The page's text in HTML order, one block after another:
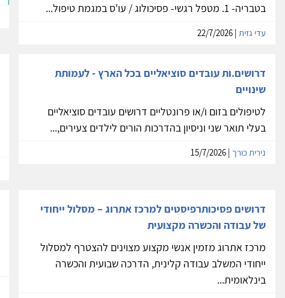
בטבריה- 1. מטפל רגשי- פסיכולוג / עו'ס במגמת טיפול...
עדי גזית
דרושים.ות עובדים סוציאליים בכל הארץ - לעמותת
שינויים
לטיפולים בזום ו/או פרונטליים דרושים עובדים סוציאליים
בעלי תואר שני וניסיון בהדרכות הורים לילדים צעירים,...
נירית כורך
דרושים פסיכותרפיסטים למרכז אתרוג – מסלול ייחודי
של עבודה והכשרה מקצועית
מרכז אתרוג מזמין אנשי מקצוע מצוינים להצטרף למסלול
ייחודי המשלב עבודה קלינית, הדרכה שבועית והכשרה
בינלאומית...